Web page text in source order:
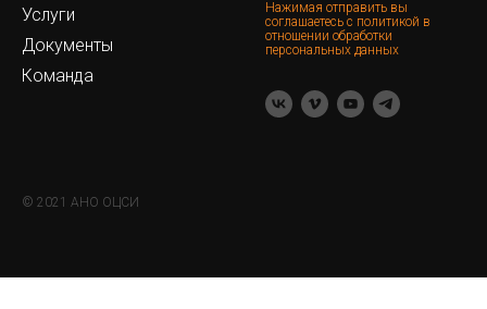
Услуги
Документы
Команда
Нажимая отправить вы
соглашаетесь с политикой в
отношении обработки
персональных данных
© 2021 АНО ОЦСИ